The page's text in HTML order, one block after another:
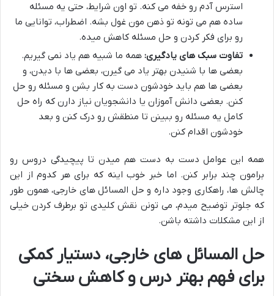
استرس آدم رو خفه می کنه. تو اون شرایط، حتی یه مسئله
ساده هم می تونه تو ذهن مون غول بشه. اضطراب، توانایی ما
رو برای فکر کردن و حل مسئله کاهش میده.
تفاوت سبک های یادگیری: همه ما شبیه هم یاد نمی گیریم.
بعضی ها با شنیدن بهتر یاد می گیرن، بعضی ها با دیدن، و
بعضی ها هم باید خودشون دست به کار بشن و مسئله رو حل
کنن. بعضی دانش آموزان یا دانشجویان نیاز دارن که راه حل
کامل یه مسئله رو ببینن تا منطقش رو درک کنن و بعد
خودشون اقدام کنن.
همه این عوامل دست به دست هم میدن تا پیچیدگی دروس رو
برامون چند برابر کنن. اما خبر خوب اینه که برای هر کدوم از این
چالش ها، راهکاری وجود داره و حل المسائل های خارجی، همون طور
که جلوتر توضیح میدم، می تونن نقش کلیدی تو برطرف کردن خیلی
از این مشکلات داشته باشن.
حل المسائل های خارجی، دستیار کمکی
برای فهم بهتر درس و کاهش سختی